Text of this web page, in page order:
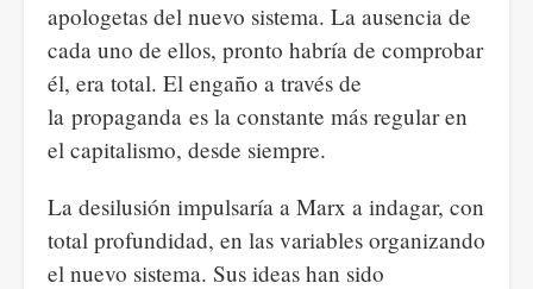
apologetas del nuevo sistema. La ausencia de
cada uno de ellos, pronto habría de comprobar
él, era total. El engaño a través de
la propaganda es la constante más regular en
el capitalismo, desde siempre.
La desilusión impulsaría a Marx a indagar, con
total profundidad, en las variables organizando
el nuevo sistema. Sus ideas han sido